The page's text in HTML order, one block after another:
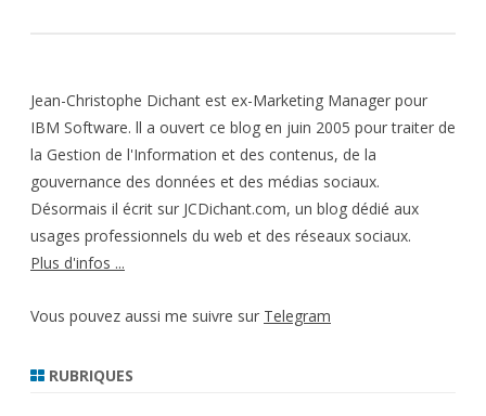
Jean-Christophe Dichant est ex-Marketing Manager pour
IBM Software. ll a ouvert ce blog en juin 2005 pour traiter de
la Gestion de l'Information et des contenus, de la
gouvernance des données et des médias sociaux.
Désormais il écrit sur JCDichant.com, un blog dédié aux
usages professionnels du web et des réseaux sociaux.
Plus d'infos ...
Vous pouvez aussi me suivre sur Telegram
RUBRIQUES